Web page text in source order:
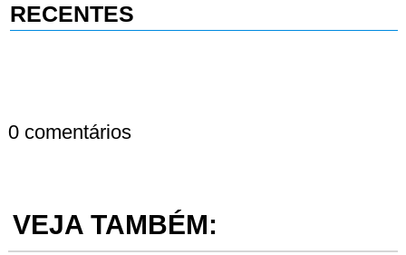
RECENTES
0 comentários
VEJA TAMBÉM: